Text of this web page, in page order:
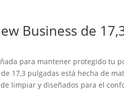
Business de
para mantener protegido tu
17,3 pulgadas está hecha de
limpiar y diseñados para el